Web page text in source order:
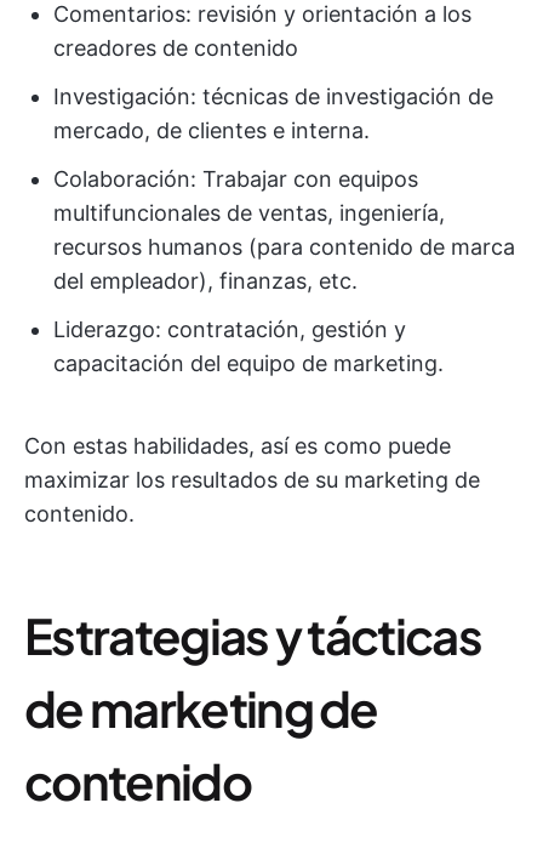
Comentarios: revisión y orientación a los
creadores de contenido
Investigación: técnicas de investigación de
mercado, de clientes e interna.
Colaboración: Trabajar con equipos
multifuncionales de ventas, ingeniería,
recursos humanos (para contenido de marca
del empleador), finanzas, etc.
Liderazgo: contratación, gestión y
capacitación del equipo de marketing.
Con estas habilidades, así es como puede
maximizar los resultados de su marketing de
contenido.
Estrategias y tácticas
de marketing de
contenido